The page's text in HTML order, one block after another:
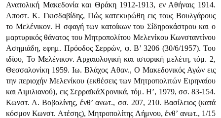
Ανατολική Μακεδονία και Θράκη 1912-1913, εν Αθήναις 1914.
Αποστ. Κ. Γκισδαβίδης, Πώς κατεκυρώθη εις τους Βουλγάρους
το Μελένικον. Η σφαγή των κατοίκων του Σίδηροκάστρου και ο
μαρτυρικός θάνατος του Μητροπολίτου Μελενίκου Κωνσταντίνου
Ασημιάδη, εφημ. Πρόοδος Σερρών, φ. Β’ 3206 (30/6/1957). Του
ιδίου, Το Μελένικον. Αρχαι­ολογική και ιστορική μελέτη, τόμ. 2,
Θεσσαλονίκη 1959. Ιω. Βλάχος Αθαν., Ο Μακεδονικός Αγών εις
την περιοχήν Μελενίκου (εκθέσεις των Μητροπολιτών Ειρηναίου
και Αιμιλιανού), εις ΣερραϊκάΧρονικά, τόμ. Η’, 1979, σσ. 83-154.
Κωνστ. Α. Βοβολίνης, ένθ’ ανωτ., σσ. 207, 210. Βασίλειος (κατά
κόσμον Κωνστ. Ατέσης), Μητροπολίτης Λήμνου, ένθ’ ανωτ., 1/15